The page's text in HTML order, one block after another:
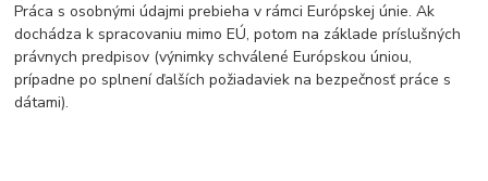
Práca s osobnými údajmi prebieha v rámci Európskej únie. Ak
dochádza k spracovaniu mimo EÚ, potom na základe príslušných
právnych predpisov (výnimky schválené Európskou úniou,
prípadne po splnení ďalších požiadaviek na bezpečnosť práce s
dátami).